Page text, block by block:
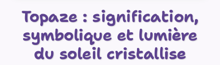
Topaze : signification,
symbolique et lumière
du soleil cristallise